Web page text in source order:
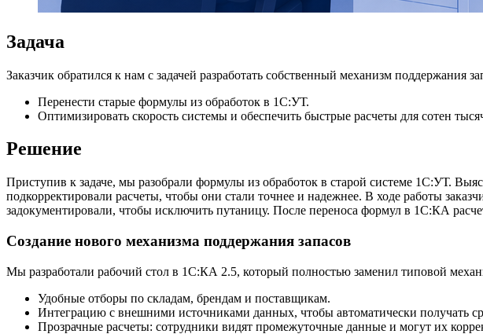
Задача
Заказчик обратился к нам с задачей разработать собственный механизм
Перенести старые формулы из обработок в 1С:УТ.
Оптимизировать скорость системы и обеспечить быстрые расчеты для сотен
Решение
Приступив к задаче, мы разобрали формулы из обработок в старой системе 1С:УТ.
подкорректировали расчеты, чтобы они стали точнее и надежнее. В ходе работы
задокументировали, чтобы исключить путаницу. После переноса формул в 1С:КА
Создание нового механизма поддержания запасов
Мы разработали рабочий стол в 1С:КА 2.5, который полностью заменил типовой
Удобные отборы по складам, брендам и поставщикам.
Интеграцию с внешними источниками данных, чтобы автоматически получать
Прозрачные расчеты: сотрудники видят промежуточные данные и могут их